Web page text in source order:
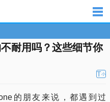
耐用吗？这些细节你
T小
的朋友来说，都遇到过